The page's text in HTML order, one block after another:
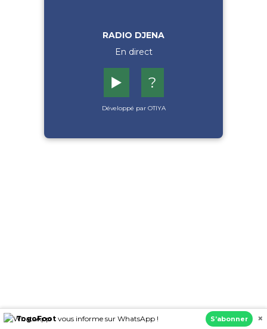
RADIO DJENA
En direct
▶️ ?
Développé par OTIYA
TogoFoot vous informe sur WhatsApp ! S’abonner ×